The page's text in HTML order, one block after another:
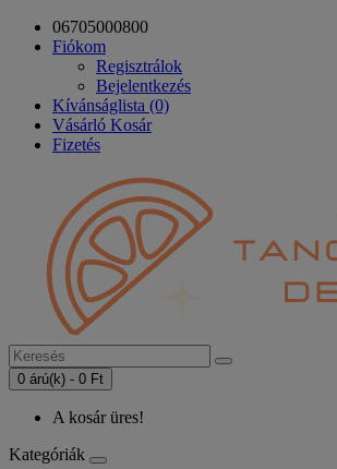
06705000800
Fiókom
Regisztrálok
Bejelentkezés
Kívánságlista (0)
Vásárló Kosár
Fizetés
0 árú(k) - 0 Ft
A kosár üres!
Kategóriák